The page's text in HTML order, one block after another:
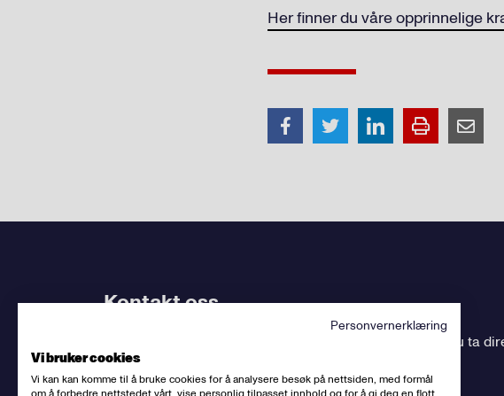
Her finner du våre opprinnelige
Kontakt oss
, kan du ta
dem.
Personvernerklæring
Vi bruker cookies
Vi kan kan komme til å bruke cookies for å analysere besøk på nettsiden, med formål